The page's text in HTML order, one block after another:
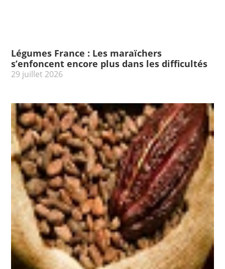
Légumes France : Les maraïchers
s’enfoncent encore plus dans les difficultés
29 juillet 2026